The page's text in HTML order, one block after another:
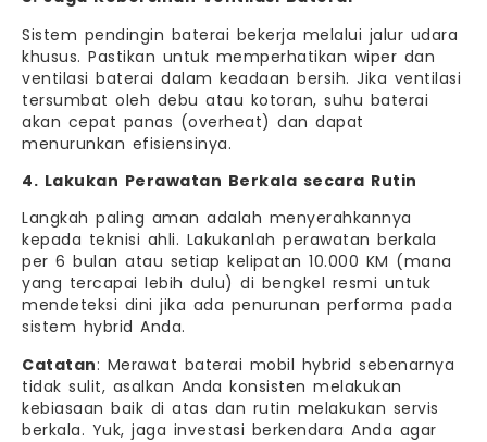
Sistem pendingin baterai bekerja melalui jalur udara
khusus. Pastikan untuk memperhatikan wiper dan
ventilasi baterai dalam keadaan bersih. Jika ventilasi
tersumbat oleh debu atau kotoran, suhu baterai
akan cepat panas (overheat) dan dapat
menurunkan efisiensinya.
4. Lakukan Perawatan Berkala secara Rutin
Langkah paling aman adalah menyerahkannya
kepada teknisi ahli. Lakukanlah perawatan berkala
per 6 bulan atau setiap kelipatan 10.000 KM (mana
yang tercapai lebih dulu) di bengkel resmi untuk
mendeteksi dini jika ada penurunan performa pada
sistem hybrid Anda.
Catatan : Merawat baterai mobil hybrid sebenarnya
tidak sulit, asalkan Anda konsisten melakukan
kebiasaan baik di atas dan rutin melakukan servis
berkala. Yuk, jaga investasi berkendara Anda agar